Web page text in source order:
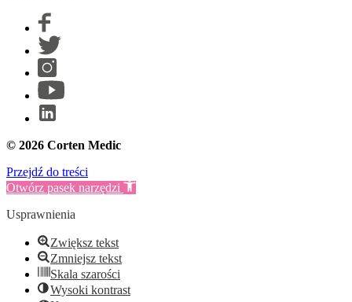
© 2026 Corten Medic
Przejdź do treści
Otwórz pasek narzędzi
Usprawnienia
Zwiększ tekst
Zmniejsz tekst
Skala szarości
Wysoki kontrast